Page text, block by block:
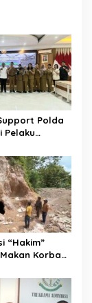
Polda
Pelaku
“Hakim”
Korban.
Hentikan